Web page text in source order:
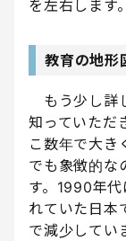
を左右します。
教育の地形
もう少し詳
知っていただ
こ数年で大き
でも象徴的な
す。1990年
れていた日本
で減少してい